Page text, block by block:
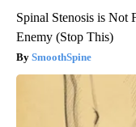
Spinal Stenosis is Not
Enemy (Stop This)
SmoothSpine